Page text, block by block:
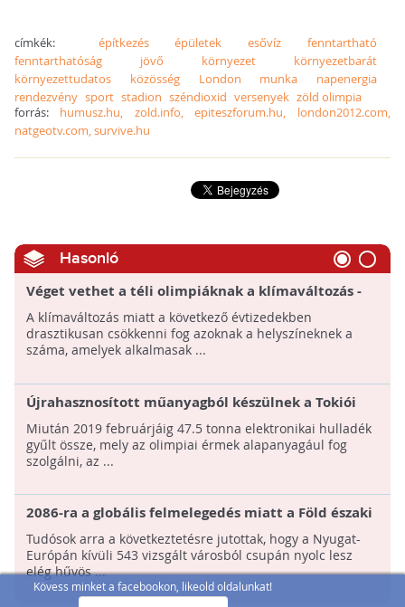
Kövess minket a facebookon, likeold oldalunkat!
címkék: építkezés épületek esővíz
fenntartható
fenntarthatóság
jövő környezet
környezetbarát
környezettudatos
közösség London munka
napenergia
rendezvény sport stadion széndioxid versenyek zöld olimpia
forrás: humusz.hu, zold.info, epiteszforum.hu, london2012.com,
natgeotv.com, survive.hu
Hasonló
Véget vethet a téli olimpiáknak a klímaváltozás -
Fogynak az alkalmas helyszínek
A klímaváltozás miatt a következő évtizedekben
drasztikusan csökkenni fog azoknak a helyszíneknek a
száma, amelyek alkalmasak ...
Újrahasznosított műanyagból készülnek a Tokiói
olimpia dobogói
Miután 2019 februárjáig 47.5 tonna elektronikai hulladék
gyűlt össze, mely az olimpiai érmek alapanyagául fog
szolgálni, az ...
2086-ra a globális felmelegedés miatt a Föld északi
féltekén található legtöbb város alkalmatlanná
válhat nyári olimpia megrendezésére
Tudósok arra a következtetésre jutottak, hogy a Nyugat-
Európán kívüli 543 vizsgált városból csupán nyolc lesz
elég hűvös ...